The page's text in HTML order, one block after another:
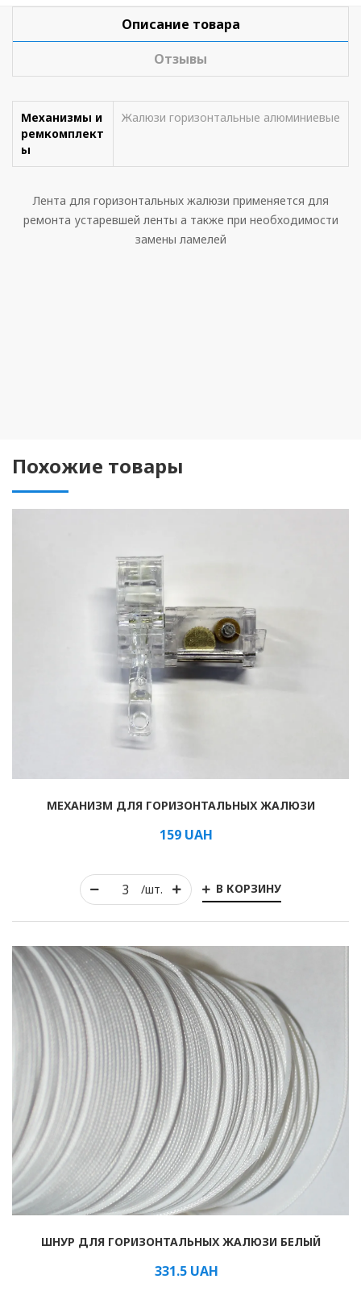
Рулонные
Горизонтальные
Вертикальные
Римские
Описание товара
Отзывы
Механизмы и
ремкомплект
ы
Жалюзи горизонтальные алюминиевые
Лента для горизонтальных жалюзи применяется для
ремонта устаревшей ленты а также при необходимости
замены ламелей
Похожие товары
/шт. В КОРЗИНУ
МЕХАНИЗМ ДЛЯ ГОРИЗОНТАЛЬНЫХ ЖАЛЮЗИ
159 UAH
ШНУР ДЛЯ ГОРИЗОНТАЛЬНЫХ ЖАЛЮЗИ БЕЛЫЙ
331.5UAH